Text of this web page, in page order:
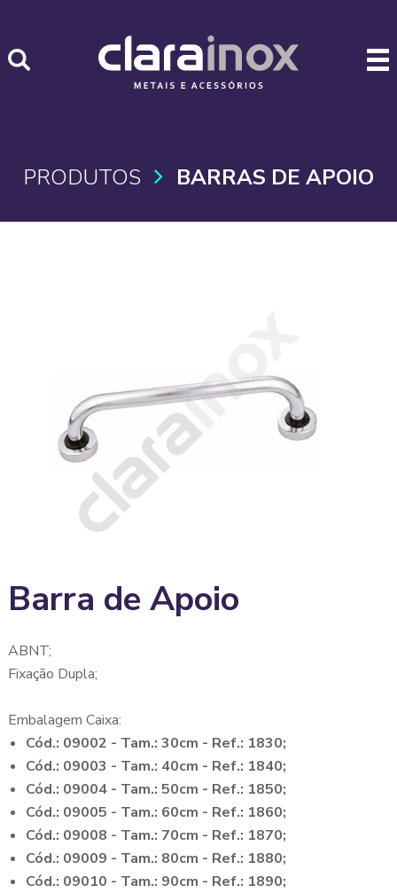
PRODUTOS BARRAS DE APOIO
Barra de Apoio
ABNT;
Fixação Dupla;
Embalagem Caixa:
Cód.: 09002 - Tam.: 30cm - Ref.: 1830;
Cód.: 09003 - Tam.: 40cm - Ref.: 1840;
Cód.: 09004 - Tam.: 50cm - Ref.: 1850;
Cód.: 09005 - Tam.: 60cm - Ref.: 1860;
Cód.: 09008 - Tam.: 70cm - Ref.: 1870;
Cód.: 09009 - Tam.: 80cm - Ref.: 1880;
Cód.: 09010 - Tam.: 90cm - Ref.: 1890;